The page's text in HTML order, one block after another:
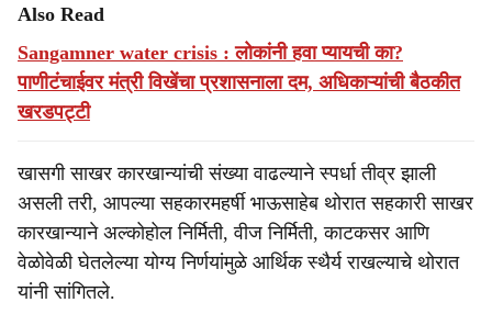
Also Read
Sangamner water crisis : लोकांनी हवा प्यायची का?
पाणीटंचाईवर मंत्री विखेंचा प्रशासनाला दम, अधिकाऱ्यांची बैठकीत
खरडपट्टी
खासगी साखर कारखान्यांची संख्या वाढल्याने स्पर्धा तीव्र झाली
असली तरी, आपल्या सहकारमहर्षी भाऊसाहेब थोरात सहकारी साखर
कारखान्याने अल्कोहोल निर्मिती, वीज निर्मिती, काटकसर आणि
वेळोवेळी घेतलेल्या योग्य निर्णयांमुळे आर्थिक स्थैर्य राखल्याचे थोरात
यांनी सांगितले.